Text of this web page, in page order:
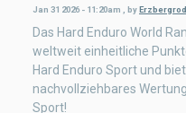
Jan 31 2026 - 11:20am , by
Das Hard Enduro World
weltweit einheitliche
Hard Enduro Sport und
nachvollziehbares
Sport!